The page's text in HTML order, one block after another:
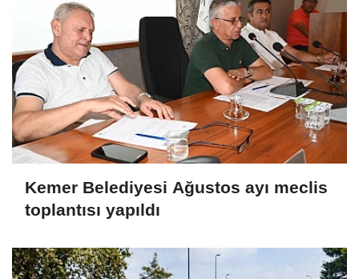
Kemer Belediyesi Ağustos ayı meclis
toplantısı yapıldı